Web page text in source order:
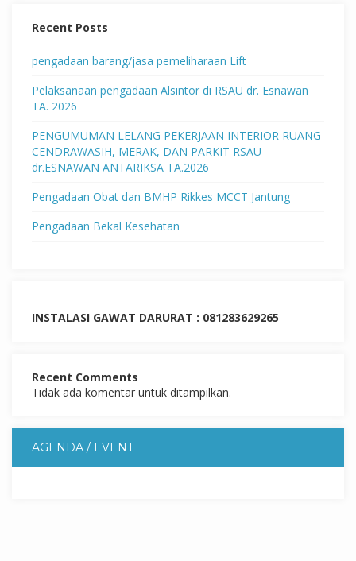
Recent Posts
pengadaan barang/jasa pemeliharaan Lift
Pelaksanaan pengadaan Alsintor di RSAU dr. Esnawan
TA. 2026
PENGUMUMAN LELANG PEKERJAAN INTERIOR RUANG
CENDRAWASIH, MERAK, DAN PARKIT RSAU
dr.ESNAWAN ANTARIKSA TA.2026
Pengadaan Obat dan BMHP Rikkes MCCT Jantung
Pengadaan Bekal Kesehatan
INSTALASI GAWAT DARURAT : 081283629265
Recent Comments
Tidak ada komentar untuk ditampilkan.
AGENDA / EVENT